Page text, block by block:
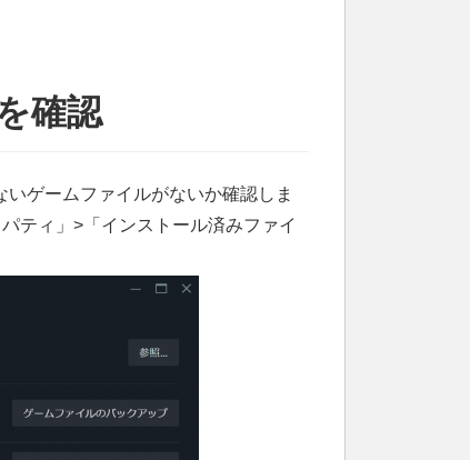
確認
ゲームファイルがないか確認しま
ティ」>「インストール済みファイ